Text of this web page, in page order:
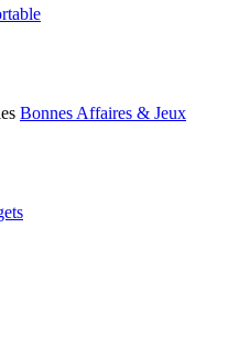
Bonnes Affaires & Jeux